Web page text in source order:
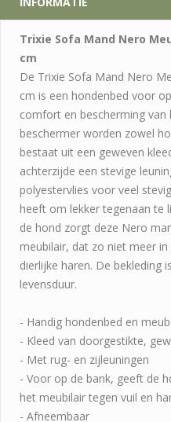
Trixie Sofa Mand Nero
cm
De Trixie Sofa Mand Nero
cm is een hondenbed voor
comfort en bescherming van
beschermer worden zowel
bestaat uit een geweven
achterzijde een stevige
polyestervlies voor veel
heeft om lekker tegenaan
de hond zorgt deze Nero
meubilair, dat zo niet meer
dierlijke haren. De bekleding
levensduur.
- Handig hondenbed en
- Kleed van doorgestikte,
- Met rug- en zijleuningen
- Voor op de bank, geeft de
het meubilair tegen vuil en
- Afneembaar